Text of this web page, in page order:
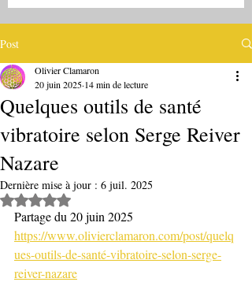
Post
Quelques outils de santé
vibratoire selon Serge Reiver
Nazare
Olivier Clamaron
20 juin 2025 14 min de lecture
Dernière mise à jour : 6 juil. 2025
Noté NaN étoiles sur 5.
Partage du 20 juin 2025
https://www.olivierclamaron.com/post/quelq
ues-outils-de-santé-vibratoire-selon-serge-
reiver-nazare